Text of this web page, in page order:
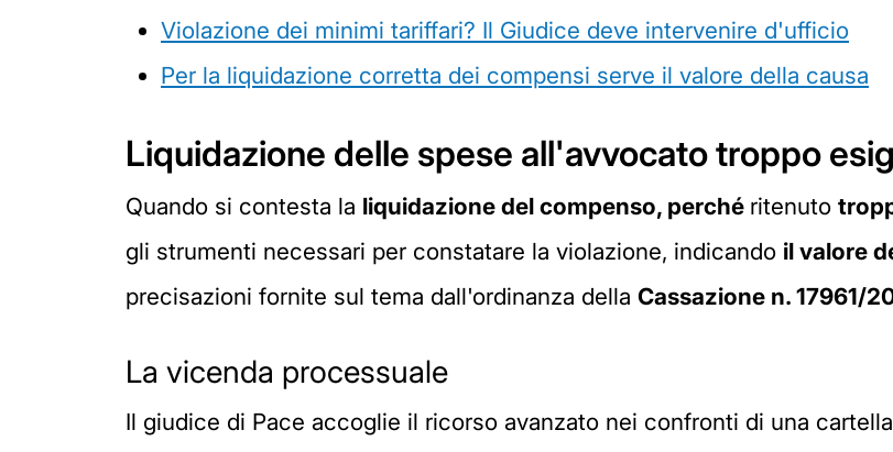
Violazione dei minimi tariffari? Il Giudice deve intervenire d'ufficio
Per la liquidazione corretta dei compensi serve il valore della causa
Liquidazione delle spese all'avvocato troppo
Quando si contesta la liquidazione del compenso, perché ritenuto
gli strumenti necessari per constatare la violazione, indicando il valore
precisazioni fornite sul tema dall'ordinanza della Cassazione n. 17961/
La vicenda processuale
Il giudice di Pace accoglie il ricorso avanzato nei confronti di una